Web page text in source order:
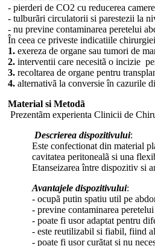
- pierderi de CO2 cu reducerea
- tulburãri circulatorii si parestezii la
- nu previne contaminarea peretelui
În ceea ce priveste indicatiile
1. exereza de organe sau tumori de
2. interventii care necesitã o incizie
3. recoltarea de organe pentru
4. alternativã la conversie în cazurile
Material si Metodã
Prezentãm experienta Clinicii de
Descrierea dispozitivului:
Este confectionat din material
cavitatea peritonealã si una
Etanseizarea între dispozitiv si
Avantajele dispozitivului:
- ocupã putin spatiu util pe
- previne contaminarea
- poate fi usor adaptat pentru
- este reutilizabil si fiabil, fiind
- poate fi usor curãtat si nu